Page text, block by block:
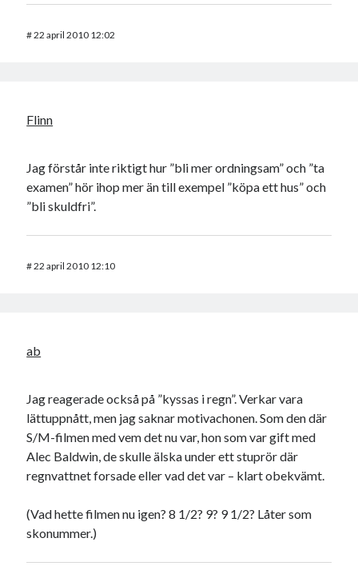
#22 april 2010 12:02
Flinn
Jag förstår inte riktigt hur ”bli mer ordningsam” och ”ta
examen” hör ihop mer än till exempel ”köpa ett hus” och
”bli skuldfri”.
#22 april 2010 12:10
ab
Jag reagerade också på ”kyssas i regn”. Verkar vara
lättuppnått, men jag saknar motivachonen. Som den där
S/M-filmen med vem det nu var, hon som var gift med
Alec Baldwin, de skulle älska under ett stuprör där
regnvattnet forsade eller vad det var – klart obekvämt.
(Vad hette filmen nu igen? 8 1/2? 9? 9 1/2? Låter som
skonummer.)